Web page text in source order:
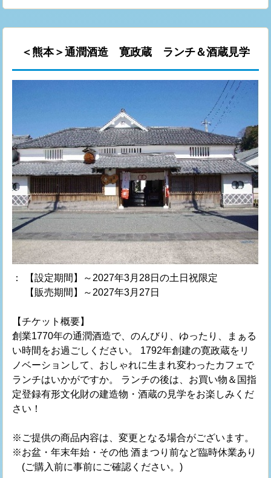
＜熊本＞通潤酒造 寛政蔵 ランチ＆酒蔵見学
：
【設定期間】～2027年3月28日の土日祝限定
【販売期間】～2027年3月27日
【チケット概要】
創業1770年の通潤酒造で、のんびり、ゆったり、まぁる
い時間をお過ごしください。 1792年創建の寛政蔵をリ
ノベーションして、おしゃれに生まれ変わったカフェで
ランチはいかがですか。 ランチの後は、お買い物＆国指
定登録有形文化財の建造物・酒蔵の見学をお楽しみくだ
さい！
※ご提供の商品内容は、変更となる場合がございます。
※お盆・年末年始・その他 酒まつり前など臨時休業あり
(ご購入前に事前にご確認ください。)